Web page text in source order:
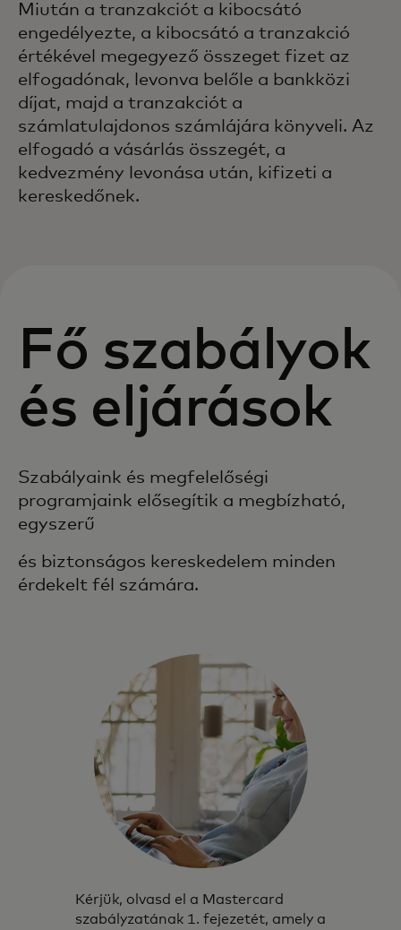
Miután a tranzakciót a kibocsátó
engedélyezte, a kibocsátó a tranzakció
értékével megegyező összeget fizet az
elfogadónak, levonva belőle a bankközi
díjat, majd a tranzakciót a
számlatulajdonos számlájára könyveli. Az
elfogadó a vásárlás összegét, a
kedvezmény levonása után, kifizeti a
kereskedőnek.
Fő szabályok
és eljárások
Szabályaink és megfelelőségi
programjaink elősegítik a megbízható,
egyszerű
és biztonságos kereskedelem minden
érdekelt fél számára.
Kérjük, olvasd el a Mastercard
szabályzatának 1. fejezetét, amely a